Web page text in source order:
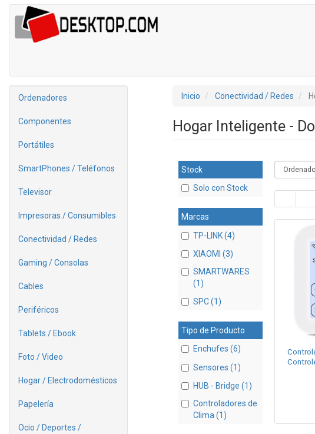
Ordenadores
Componentes
Portátiles
SmartPhones / Teléfonos
Televisor
Impresoras / Consumibles
Conectividad / Redes
Gaming / Consolas
Cables
Periféricos
Tablets / Ebook
Foto / Video
Hogar / Electrodomésticos
Papelería
Ocio / Deportes /
Inicio Conectividad / Redes
Hogar Inteligente -
Stock
Solo con Stock
Marcas
TP-LINK (4)
XIAOMI (3)
SMARTWARES
(1)
SPC (1)
Tipo de Producto
Enchufes (6)
Sensores (1)
HUB - Bridge (1)
Controladores de
Clima (1)